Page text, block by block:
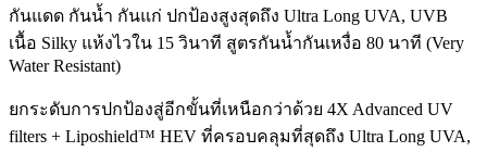
กันแดด กันน้ำ กันแก่ ปกป้องสูงสุดถึง Ultra Long UVA, UVB
เนื้อ Silky แห้งไวใน 15 วินาที สูตรกันน้ำกันเหงื่อ 80 นาที (Very
Water Resistant)
ยกระดับการปกป้องสู่อีกขั้นที่เหนือกว่าด้วย 4X Advanced UV
filters + Liposhield™ HEV ที่ครอบคลุมที่สุดถึง Ultra Long UVA,